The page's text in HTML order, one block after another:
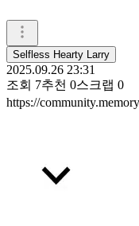
Selfless Hearty Larry
2025.09.26 23:31
조회 7추천 0스크랩 0
https://